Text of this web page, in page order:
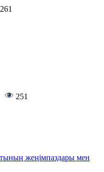
261
251
жеңімпаздары мен